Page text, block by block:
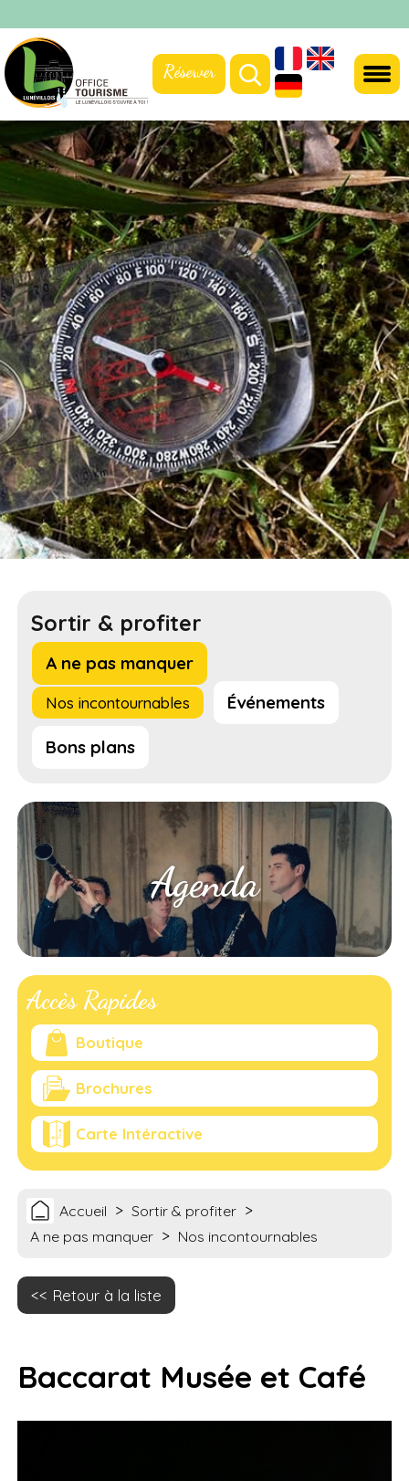
Réserver
Sortir & profiter
A ne pas manquer
Nos incontournables Événements
Bons plans
Agenda
Accès Rapides
Boutique
Brochures
Carte Intéractive
Accueil > Sortir & profiter >
A ne pas manquer > Nos incontournables
Retour à la liste
Baccarat Musée et Café